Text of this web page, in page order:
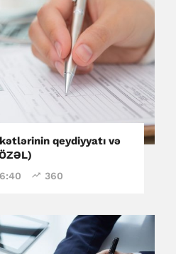
qeydiyyatı və
360